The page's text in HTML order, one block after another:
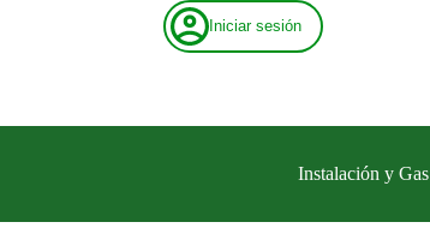
Iniciar sesión
Instalación y Gas